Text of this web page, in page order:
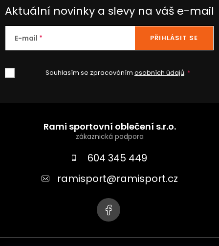
Aktuální novinky a slevy na váš e-mail
E-mail
Souhlasím se zpracováním osobních údajů.
PŘIHLÁSIT SE
Rami sportovní oblečení s.r.o.
604 345 449
ramisport@ramisport.cz